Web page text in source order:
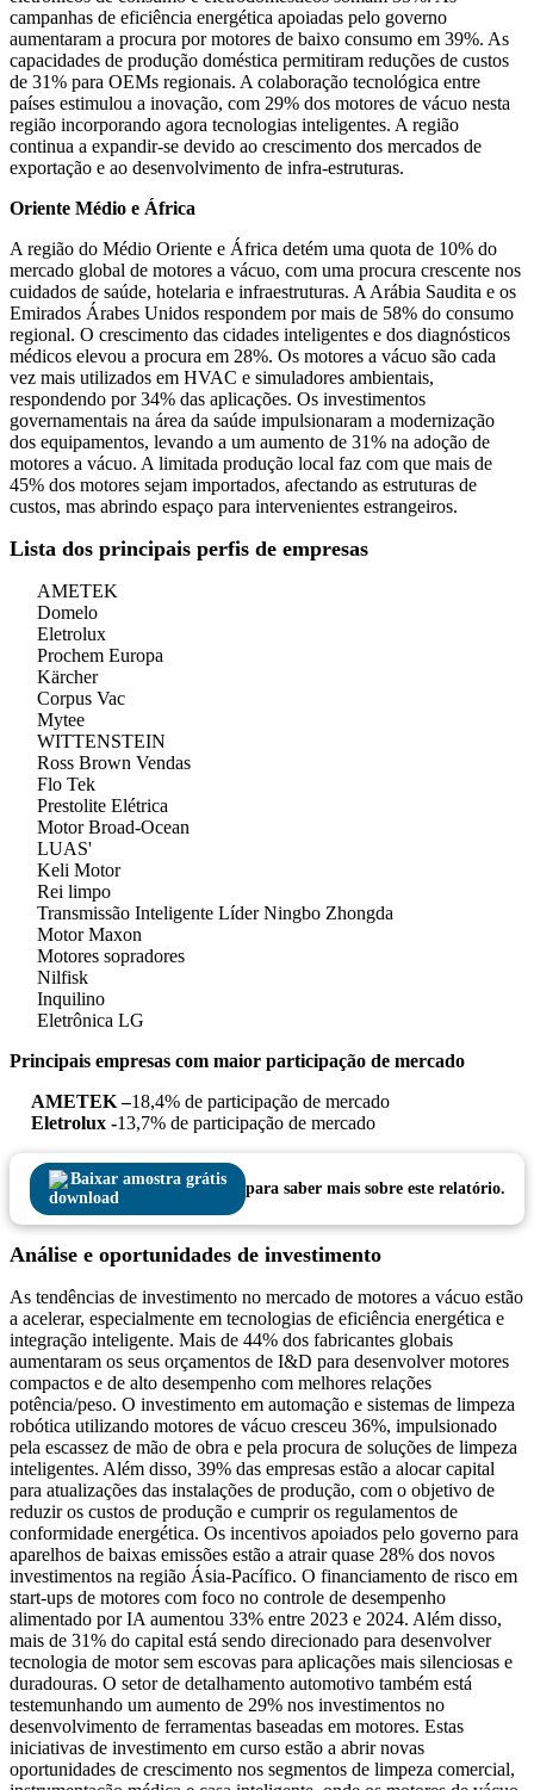
campanhas de eficiência energética apoiadas pelo governo
aumentaram a procura por motores de baixo consumo em 39%. As
capacidades de produção doméstica permitiram reduções de custos
de 31% para OEMs regionais. A colaboração tecnológica entre
países estimulou a inovação, com 29% dos motores de vácuo nesta
região incorporando agora tecnologias inteligentes. A região
continua a expandir-se devido ao crescimento dos mercados de
exportação e ao desenvolvimento de infra-estruturas.
Oriente Médio e África
A região do Médio Oriente e África detém uma quota de 10% do
mercado global de motores a vácuo, com uma procura crescente nos
cuidados de saúde, hotelaria e infraestruturas. A Arábia Saudita e os
Emirados Árabes Unidos respondem por mais de 58% do consumo
regional. O crescimento das cidades inteligentes e dos diagnósticos
médicos elevou a procura em 28%. Os motores a vácuo são cada
vez mais utilizados em HVAC e simuladores ambientais,
respondendo por 34% das aplicações. Os investimentos
governamentais na área da saúde impulsionaram a modernização
dos equipamentos, levando a um aumento de 31% na adoção de
motores a vácuo. A limitada produção local faz com que mais de
45% dos motores sejam importados, afectando as estruturas de
custos, mas abrindo espaço para intervenientes estrangeiros.
Lista dos principais perfis de empresas
AMETEK
Domelo
Eletrolux
Prochem Europa
Kärcher
Corpus Vac
Mytee
WITTENSTEIN
Ross Brown Vendas
Flo Tek
Prestolite Elétrica
Motor Broad-Ocean
LUAS'
Keli Motor
Rei limpo
Transmissão Inteligente Líder Ningbo Zhongda
Motor Maxon
Motores sopradores
Nilfisk
Inquilino
Eletrônica LG
Principais empresas com maior participação de mercado
AMETEK –18,4% de participação de mercado
Eletrolux -13,7% de participação de mercado
Baixar amostra grátis
para saber mais sobre este relatório.
Análise e oportunidades de investimento
As tendências de investimento no mercado de motores a vácuo estão
a acelerar, especialmente em tecnologias de eficiência energética e
integração inteligente. Mais de 44% dos fabricantes globais
aumentaram os seus orçamentos de I&D para desenvolver motores
compactos e de alto desempenho com melhores relações
potência/peso. O investimento em automação e sistemas de limpeza
robótica utilizando motores de vácuo cresceu 36%, impulsionado
pela escassez de mão de obra e pela procura de soluções de limpeza
inteligentes. Além disso, 39% das empresas estão a alocar capital
para atualizações das instalações de produção, com o objetivo de
reduzir os custos de produção e cumprir os regulamentos de
conformidade energética. Os incentivos apoiados pelo governo para
aparelhos de baixas emissões estão a atrair quase 28% dos novos
investimentos na região Ásia-Pacífico. O financiamento de risco em
start-ups de motores com foco no controle de desempenho
alimentado por IA aumentou 33% entre 2023 e 2024. Além disso,
mais de 31% do capital está sendo direcionado para desenvolver
tecnologia de motor sem escovas para aplicações mais silenciosas e
duradouras. O setor de detalhamento automotivo também está
testemunhando um aumento de 29% nos investimentos no
desenvolvimento de ferramentas baseadas em motores. Estas
iniciativas de investimento em curso estão a abrir novas
oportunidades de crescimento nos segmentos de limpeza comercial,